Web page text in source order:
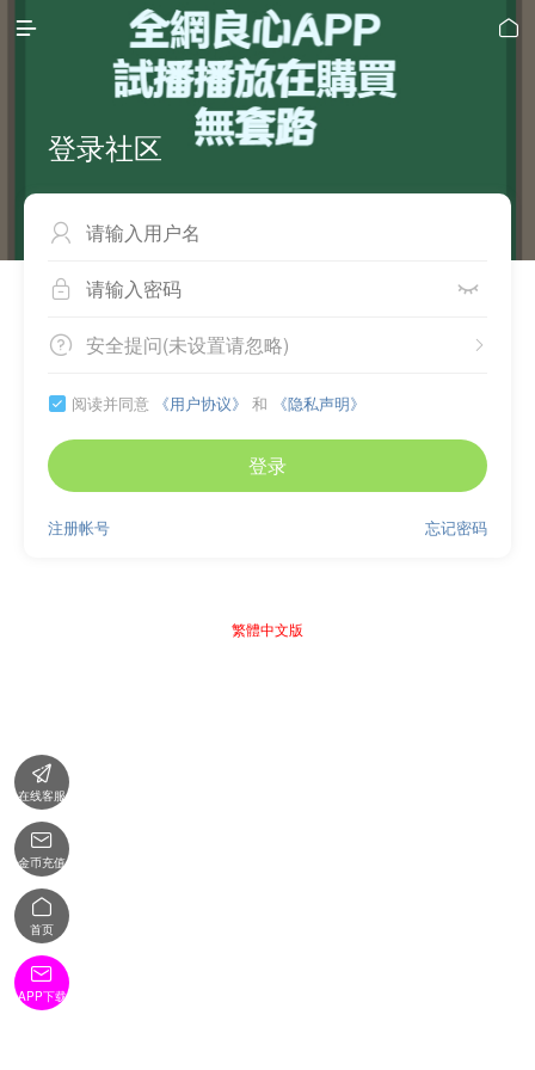
 
登录社区

 
 
安全提问(未设置请忽略)
 阅读并同意 《用户协议》 和 《隐私声明》
登录
忘记密码
注册帐号
繁體中文版

在线客服

金币充值

首页

APP下载